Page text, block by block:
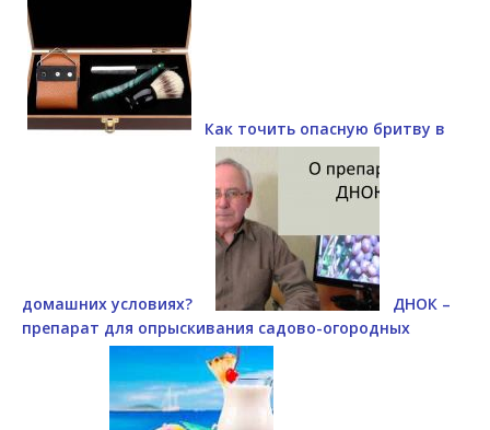
Как точить опасную бритву в
домашних условиях?
ДНОК –
препарат для опрыскивания садово-огородных